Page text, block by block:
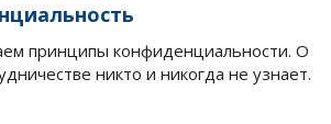
принципы конфиденциальности. О
никто и никогда не узнает.